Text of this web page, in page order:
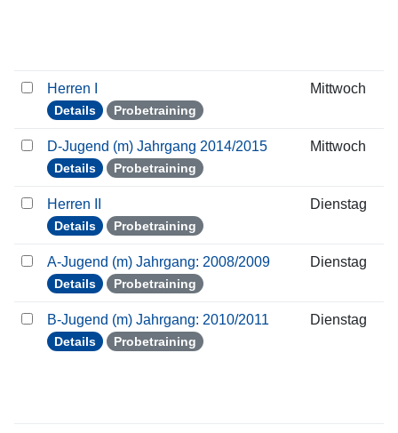
Herren I
Details Probetraining
Mittwoch
D-Jugend (m) Jahrgang 2014/2015
Details Probetraining
Mittwoch
Herren II
Details Probetraining
Dienstag
A-Jugend (m) Jahrgang: 2008/2009
Details Probetraining
Dienstag
B-Jugend (m) Jahrgang: 2010/2011
Details Probetraining
Dienstag